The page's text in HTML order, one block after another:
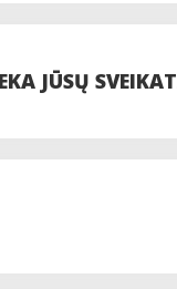
JŪSŲ